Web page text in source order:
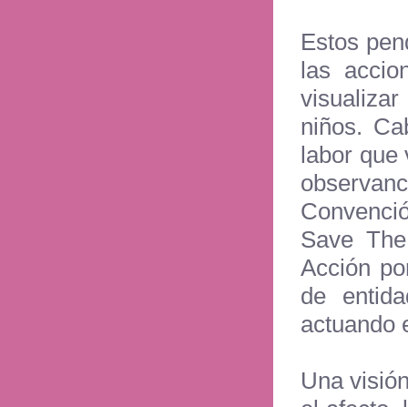
Estos
las
niños.
labor que
Save
Acción
de
actuando
Una